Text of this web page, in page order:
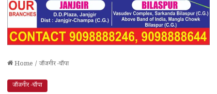
Home / जाँजगीर -चाँपा
जाँजगीर -चाँपा